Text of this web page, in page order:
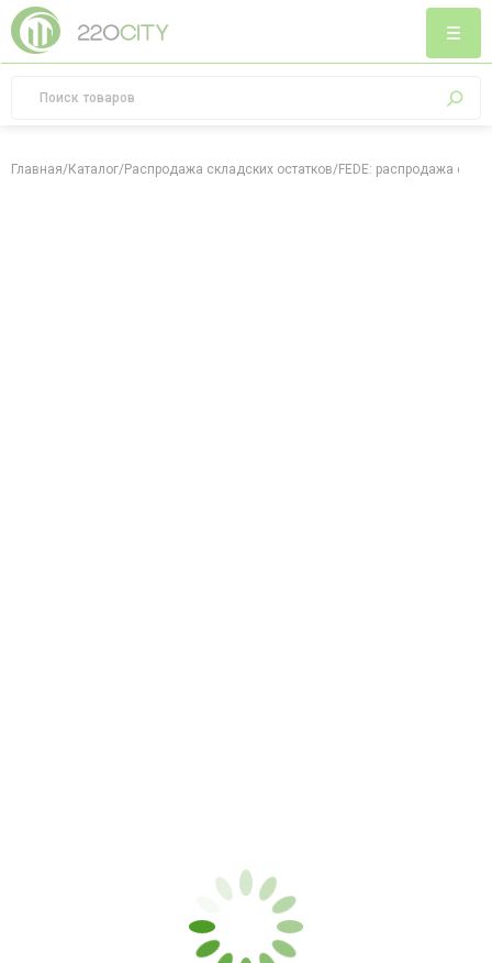
Главная/Каталог/Распродажа складских остатков/FEDE: распродажа